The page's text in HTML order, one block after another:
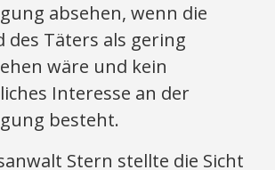
absehen, wenn die
des Täters als gering
wäre und kein
Interesse an der
besteht.
Stern stellte die Sicht